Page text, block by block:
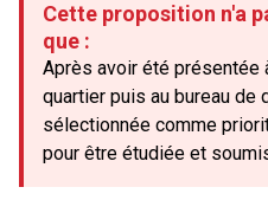
Cette proposition n'a
que :
Après avoir été présentée
quartier puis au bureau de
sélectionnée comme
pour être étudiée et